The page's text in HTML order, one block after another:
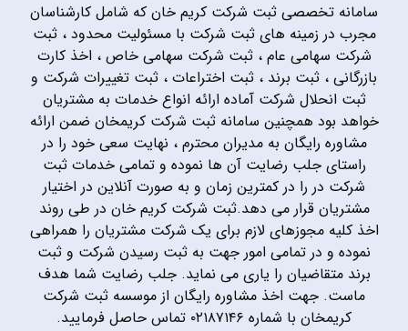
سامانه تخصصی ثبت شرکت کریم خان که شامل کارشناسان
مجرب در زمینه های ثبت شرکت با مسئولیت محدود ، ثبت
شرکت سهامی عام ، ثبت شرکت سهامی خاص ، اخذ کارت
بازرگانی ، ثبت برند ، ثبت اختراعات ، ثبت تغییرات شرکت و
ثبت انحلال شرکت آماده ارائه انواع خدمات به مشتریان
خواهد بود همچنین سامانه ثبت شرکت کریمخان ضمن ارائه
مشاوره رایگان به مدیران محترم ، نهایت سعی خود را در
راستای جلب رضایت آن ها نموده و تمامی خدمات ثبت
شرکت در را در کمترین زمان و به صورت آنلاین در اختیار
مشتریان قرار می دهد.ثبت شرکت کریم خان در طی روند
اخذ کلیه مجوزهای لازم برای یک شرکت مشتریان را همراهی
نموده و در تمامی امور جهت به ثبت رسیدن شرکت و ثبت
برند متقاضیان را یاری می نماید. جلب رضایت شما هدف
ماست. جهت اخذ مشاوره رایگان از موسسه ثبت شرکت
کریمخان با شماره ۰۲۱۸۷۱۴۶ تماس حاصل فرمایید.